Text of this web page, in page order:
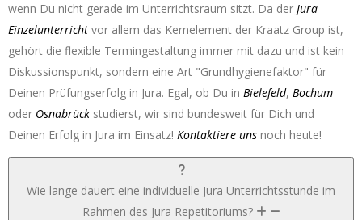
wenn Du nicht gerade im Unterrichtsraum sitzt. Da der Jura
Einzelunterricht vor allem das Kernelement der Kraatz Group ist,
gehört die flexible Termingestaltung immer mit dazu und ist kein
Diskussionspunkt, sondern eine Art "Grundhygienefaktor" für
Deinen Prüfungserfolg in Jura. Egal, ob Du in Bielefeld, Bochum
oder Osnabrück studierst, wir sind bundesweit für Dich und
Deinen Erfolg in Jura im Einsatz! Kontaktiere uns noch heute!
Wie lange dauert eine individuelle Jura Unterrichtsstunde im
Rahmen des Jura Repetitoriums?